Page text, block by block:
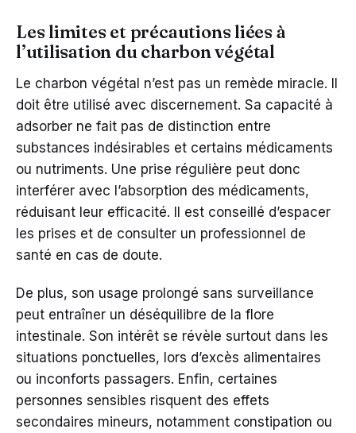
Les limites et précautions liées à
l’utilisation du charbon végétal
Le charbon végétal n’est pas un remède miracle. Il
doit être utilisé avec discernement. Sa capacité à
adsorber ne fait pas de distinction entre
substances indésirables et certains médicaments
ou nutriments. Une prise régulière peut donc
interférer avec l’absorption des médicaments,
réduisant leur efficacité. Il est conseillé d’espacer
les prises et de consulter un professionnel de
santé en cas de doute.
De plus, son usage prolongé sans surveillance
peut entraîner un déséquilibre de la flore
intestinale. Son intérêt se révèle surtout dans les
situations ponctuelles, lors d’excès alimentaires
ou inconforts passagers. Enfin, certaines
personnes sensibles risquent des effets
secondaires mineurs, notamment constipation ou